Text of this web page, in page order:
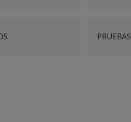
PRUEBAS